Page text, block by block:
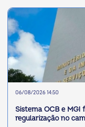
06/08/2026 14:50
Sistema OCB e
regularização no